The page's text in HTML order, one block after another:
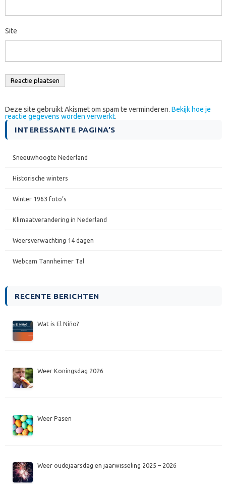
Site
Deze site gebruikt Akismet om spam te verminderen. Bekijk hoe je
reactie gegevens worden verwerkt.
INTERESSANTE PAGINA’S
Sneeuwhoogte Nederland
Historische winters
Winter 1963 foto’s
Klimaatverandering in Nederland
Weersverwachting 14 dagen
Webcam Tannheimer Tal
RECENTE BERICHTEN
Wat is El Niño?
Weer Koningsdag 2026
Weer Pasen
Weer oudejaarsdag en jaarwisseling 2025 – 2026